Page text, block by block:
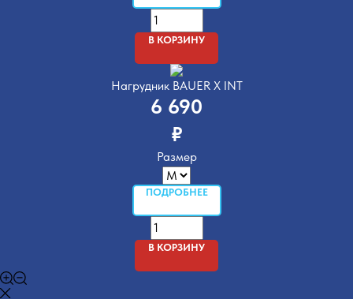
В КОРЗИНУ
Нагрудник BAUER X INT
6 690
₽
Размер
ПОДРОБНЕЕ
В КОРЗИНУ